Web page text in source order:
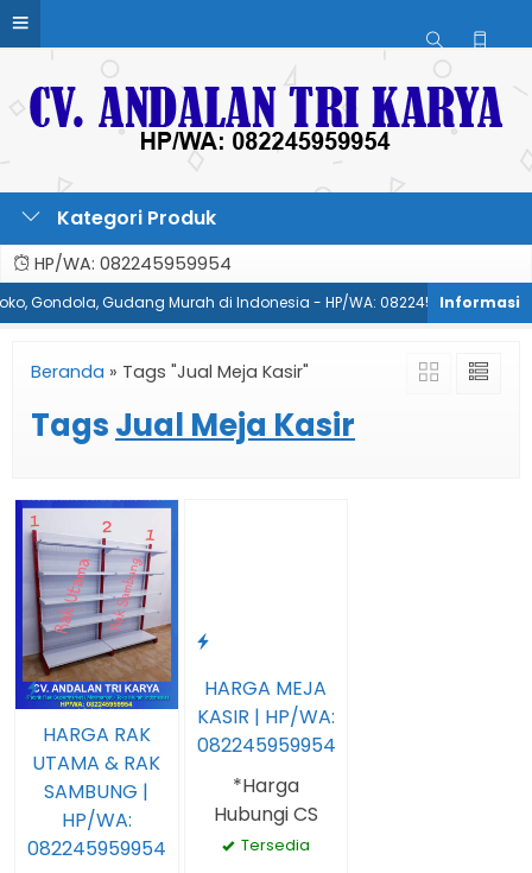
Kategori Produk
HP/WA: 082245959954
Gondola, Gudang Murah di Indonesia - HP/WA: 082245959954
Beranda » Tags "Jual Meja Kasir"
TagsJual Meja Kasir
HARGA RAK
UTAMA & RAK
SAMBUNG |
HP/WA:
082245959954
HARGA MEJA
KASIR | HP/WA:
082245959954
*Harga
Hubungi CS
Tersedia